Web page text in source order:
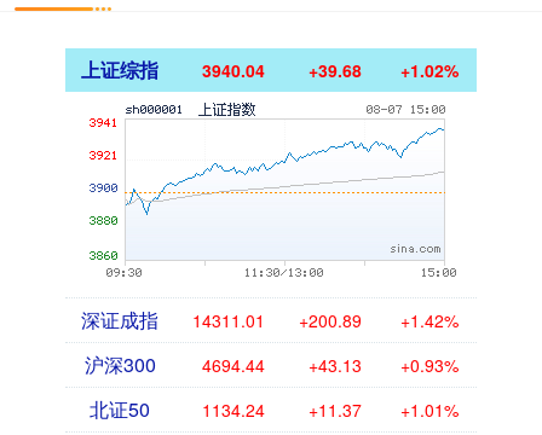
上证综指 3940.04 +39.68 +1.02%
深证成指 14311.01 +200.89 +1.42%
沪深300 4694.44 +43.13 +0.93%
北证50 1134.24 +11.37 +1.01%